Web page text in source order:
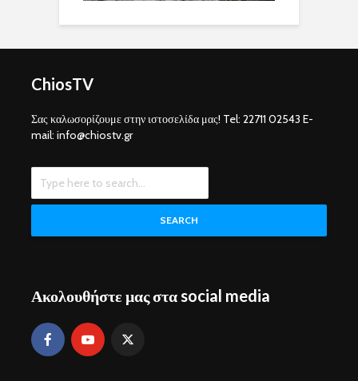
ChiosTV
Σας καλωσορίζουμε στην ιστοσελίδα μας! Tel: 22711 02543 E-
mail: info@chiostv.gr
SEARCH
Ακολουθήστε μας στα social media